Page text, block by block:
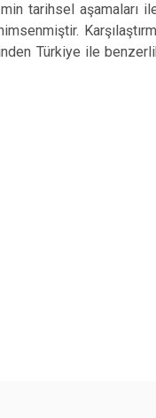
tarihsel aşamaları
Türkiye ile